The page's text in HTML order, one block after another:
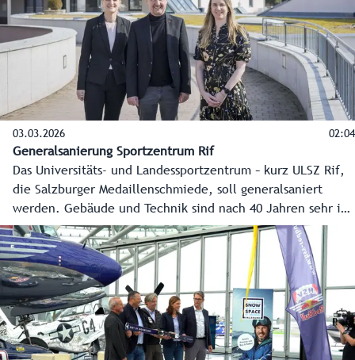
03.03.2026 02:04
Generalsanierung Sportzentrum Rif
Das Universitäts- und Landessportzentrum – kurz ULSZ Rif,
die Salzburger Medaillenschmiede, soll generalsaniert
werden. Gebäude und Technik sind nach 40 Jahren sehr in
Mitleidenschaft gezogen. Zwischen 70 und 80 Millionen
wird die Sanierung kosten. Für die Finanzierung des ULSZ
Rif gibt es eine Partnerschaft zwischen dem Land Salzburg
und dem Wissenschaftsministerium. Ebenfalls gibt es eine
Zusammenarbeit mit dem Sportministerium im
Vizekanzleramt. Die Planungen beginnen in Kürze.